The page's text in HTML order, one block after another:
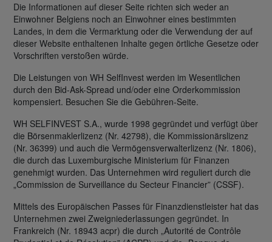
Die Informationen auf dieser Seite richten sich weder an
Einwohner Belgiens noch an Einwohner eines bestimmten
Landes, in dem die Vermarktung oder die Verwendung der auf
dieser Website enthaltenen Inhalte gegen örtliche Gesetze oder
Vorschriften verstoßen würde.
Die Leistungen von WH SelfInvest werden im Wesentlichen
durch den Bid-Ask-Spread und/oder eine Orderkommission
kompensiert. Besuchen Sie die Gebühren-Seite.
WH SELFINVEST S.A., wurde 1998 gegründet und verfügt über
die Börsenmaklerlizenz (Nr. 42798), die Kommissionärslizenz
(Nr. 36399) und auch die Vermögensverwalterlizenz (Nr. 1806),
die durch das Luxemburgische Ministerium für Finanzen
genehmigt wurden. Das Unternehmen wird reguliert durch die
„Commission de Surveillance du Secteur Financier” (CSSF).
Mittels des Europäischen Passes für Finanzdienstleister hat das
Unternehmen zwei Zweigniederlassungen gegründet. In
Frankreich (Nr. 18943 acpr) die durch „Autorité de Contrôle